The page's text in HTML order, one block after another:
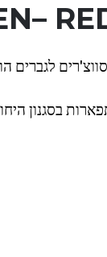
–
לגברים
בסגנון